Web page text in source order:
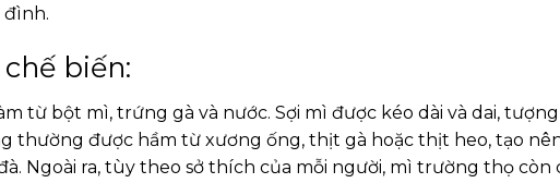
đình.
biến:
từ bột mì, trứng gà và nước. Sợi mì được kéo dài và dai, tượng
thường được hầm từ xương ống, thịt gà hoặc thịt heo, tạo
Ngoài ra, tùy theo sở thích của mỗi người, mì trường thọ còn